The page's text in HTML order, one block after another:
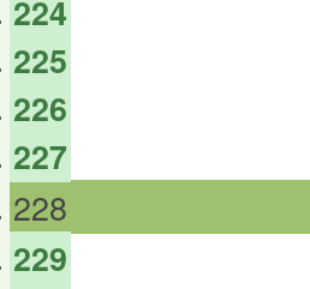
224
225
226
227
228
229